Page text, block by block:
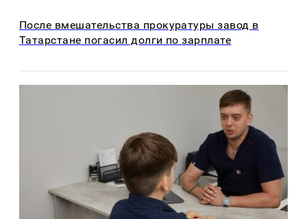
После вмешательства прокуратуры завод в
Татарстане погасил долги по зарплате